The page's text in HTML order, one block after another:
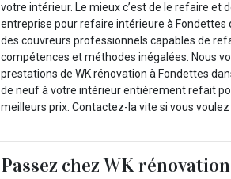
votre intérieur. Le mieux c’est de le refaire et
entreprise pour refaire intérieure à Fondettes
des couvreurs professionnels capables de
compétences et méthodes inégalées. Nous
prestations de WK rénovation à Fondettes
de neuf à votre intérieur entièrement refait
meilleurs prix. Contactez-la vite si vous
Passez chez WK